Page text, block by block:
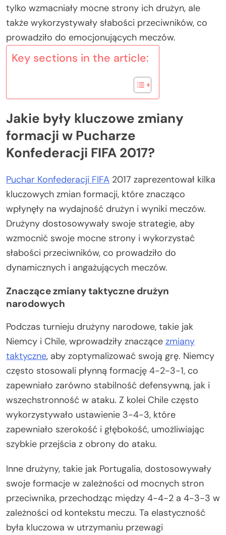
tylko wzmacniały mocne strony ich drużyn, ale
także wykorzystywały słabości przeciwników, co
prowadziło do emocjonujących meczów.
Key sections in the article:
Jakie były kluczowe zmiany
formacji w Pucharze
Konfederacji FIFA 2017?
Puchar Konfederacji FIFA 2017 zaprezentował kilka
kluczowych zmian formacji, które znacząco
wpłynęły na wydajność drużyn i wyniki meczów.
Drużyny dostosowywały swoje strategie, aby
wzmocnić swoje mocne strony i wykorzystać
słabości przeciwników, co prowadziło do
dynamicznych i angażujących meczów.
Znaczące zmiany taktyczne drużyn
narodowych
Podczas turnieju drużyny narodowe, takie jak
Niemcy i Chile, wprowadziły znaczące zmiany
taktyczne, aby zoptymalizować swoją grę. Niemcy
często stosowali płynną formację 4-2-3-1, co
zapewniało zarówno stabilność defensywną, jak i
wszechstronność w ataku. Z kolei Chile często
wykorzystywało ustawienie 3-4-3, które
zapewniało szerokość i głębokość, umożliwiając
szybkie przejścia z obrony do ataku.
Inne drużyny, takie jak Portugalia, dostosowywały
swoje formacje w zależności od mocnych stron
przeciwnika, przechodząc między 4-4-2 a 4-3-3 w
zależności od kontekstu meczu. Ta elastyczność
była kluczowa w utrzymaniu przewagi